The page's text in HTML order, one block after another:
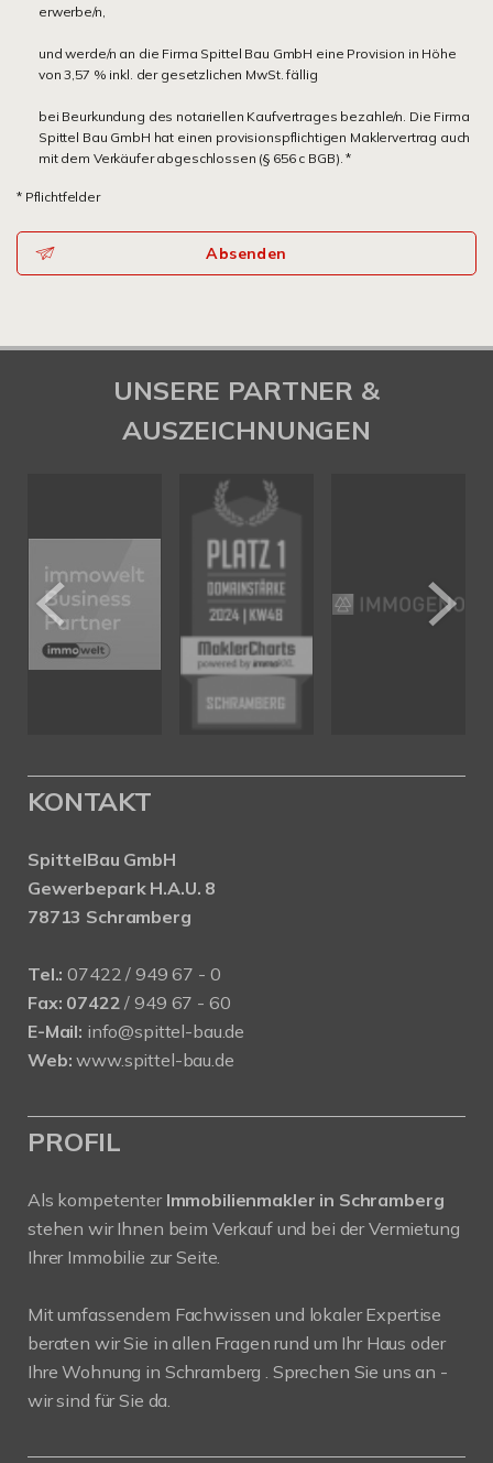
erwerbe/n,
und werde/n an die Firma Spittel Bau GmbH eine Provision in Höhe
von 3,57 % inkl. der gesetzlichen MwSt. fällig
bei Beurkundung des notariellen Kaufvertrages bezahle/n. Die Firma
Spittel Bau GmbH hat einen provisionspflichtigen Maklervertrag auch
mit dem Verkäufer abgeschlossen (§ 656 c BGB). *
* Pflichtfelder
Absenden
UNSERE PARTNER &
AUSZEICHNUNGEN
KONTAKT
SpittelBau GmbH
Gewerbepark H.A.U. 8
78713 Schramberg
Tel.: 07422 / 949 67 - 0
Fax: 07422 / 949 67 - 60
E-Mail: info@spittel-bau.de
Web: www.spittel-bau.de
PROFIL
Als kompetenter Immobilienmakler in Schramberg
stehen wir Ihnen beim Verkauf und bei der Vermietung
Ihrer Immobilie zur Seite.
Mit umfassendem Fachwissen und lokaler Expertise
beraten wir Sie in allen Fragen rund um Ihr Haus oder
Ihre Wohnung in Schramberg . Sprechen Sie uns an -
wir sind für Sie da.